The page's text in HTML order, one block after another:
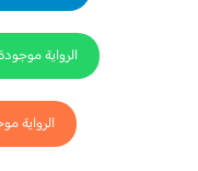
الرواية
الرواية